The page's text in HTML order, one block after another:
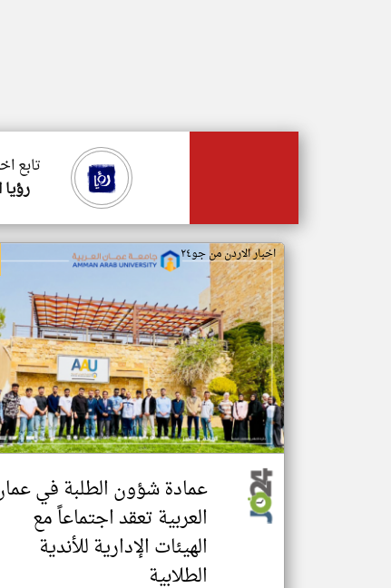
تابع
اخبار الاردن من جو٢٤
عمادة شؤون الطلبة في
العربية تعقد اجتماعاً مع
الهيئات الإدارية للأندية
الطلابية